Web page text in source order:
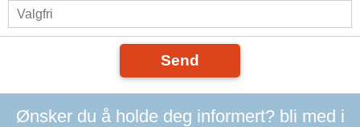
Send
Ønsker du å holde deg informert? bli med i